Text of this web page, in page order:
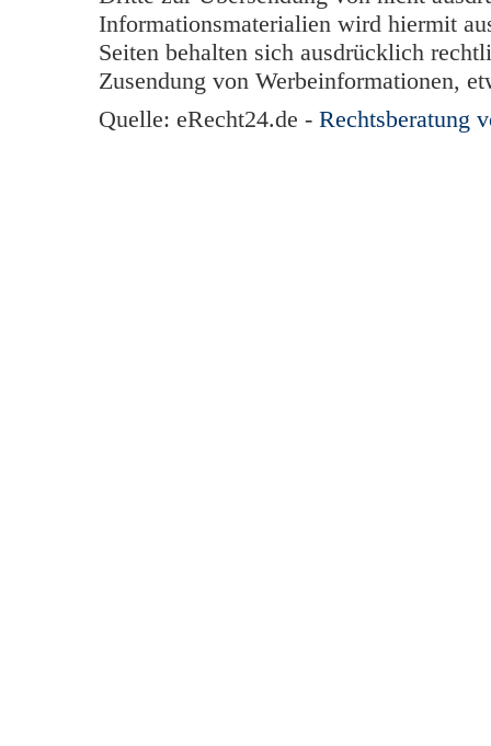
Informationsmaterialien wird hiermit
Seiten behalten sich ausdrücklich
Zusendung von Werbeinformationen,
Quelle: eRecht24.de - Rechtsberatung